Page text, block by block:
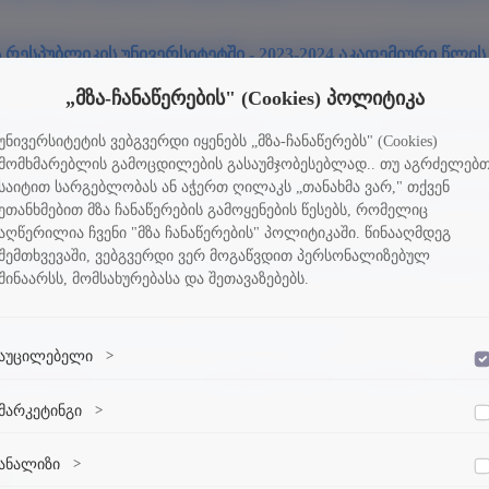
უნივერსიტეტში - 2023-2024 აკადემიური
უნივერსიტეტში - 2023-2024 აკადემიური
უნივერსიტეტში - 2023-2024 აკადემიური
უნივერსიტეტში - 2023-2024 აკადემიური წლის II
Academic Year I semester (for students)
- 2023-2024 აკადემიური წლის II სემესტრი
807
„მზა-ჩანაწერების" (Cookies) პოლიტიკა
ვებგვერდი იყენებს „მზა-ჩანაწერებს" (Cookies)
გამოცდილების გასაუმჯობესებლად.. თუ
საიტით სარგებლობას ან აჭერთ ღილაკს „თანახმა ვარ," თქვენ
ეთანხმებით მზა ჩანაწერების გამოყენების წესებს, რომელიც
ჩვენი "მზა ჩანაწერების" პოლიტიკაში. წინააღმდეგ
ვებგვერდი ვერ მოგაწვდით პერსონალიზებულ
მომსახურებასა და შეთავაზებებს.
>
დაშვება
ვებსაიტის გამართული ფუნქციონირებისთვის აუცილებელი ქუქი-
ფაილები.
>
დაშვება
მარკეტინგული ქუქი-ფაილები გვეხმარება პერსონალიზებული
კონტენტისა და რეკლამების მიწოდებაში.
>
დაშვება